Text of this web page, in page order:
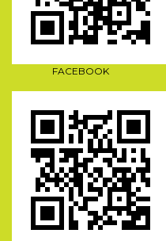
FACEBOOK